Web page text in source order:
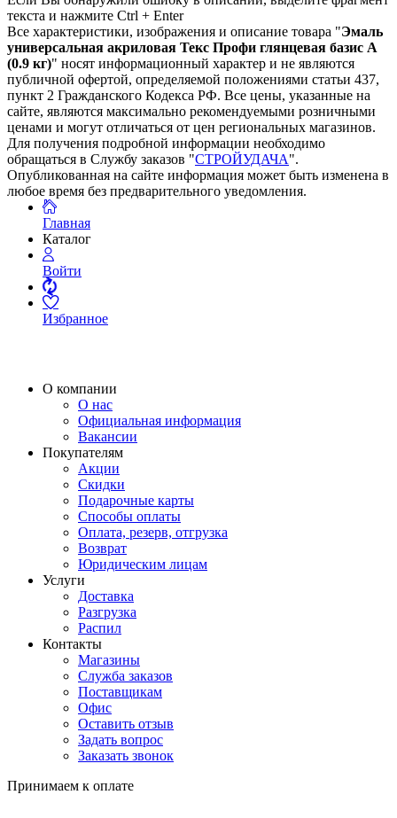
текста и нажмите Ctrl + Enter
Все характеристики, изображения и описание товара "Эмаль
универсальная акриловая Текс Профи глянцевая базис A
(0.9 кг)" носят информационный характер и не являются
публичной офертой, определяемой положениями статьи 437,
пункт 2 Гражданского Кодекса РФ. Все цены, указанные на
сайте, являются максимально рекомендуемыми розничными
ценами и могут отличаться от цен региональных магазинов.
Для получения подробной информации необходимо
обращаться в Службу заказов "СТРОЙУДАЧА".
Опубликованная на сайте информация может быть изменена в
любое время без предварительного уведомления.
Главная
Каталог
Войти
Избранное
О компании
О нас
Официальная информация
Вакансии
Покупателям
Акции
Скидки
Подарочные карты
Способы оплаты
Оплата, резерв, отгрузка
Возврат
Юридическим лицам
Услуги
Доставка
Разгрузка
Распил
Контакты
Магазины
Служба заказов
Поставщикам
Офис
Оставить отзыв
Задать вопрос
Заказать звонок
Принимаем к оплате